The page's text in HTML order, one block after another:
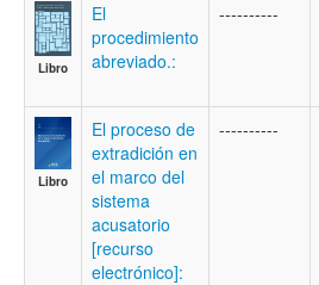
Libro
El
procedimiento
abreviado.:
----------
Libro
El proceso de
extradición en
el marco del
sistema
acusatorio
[recurso
electrónico]:
----------